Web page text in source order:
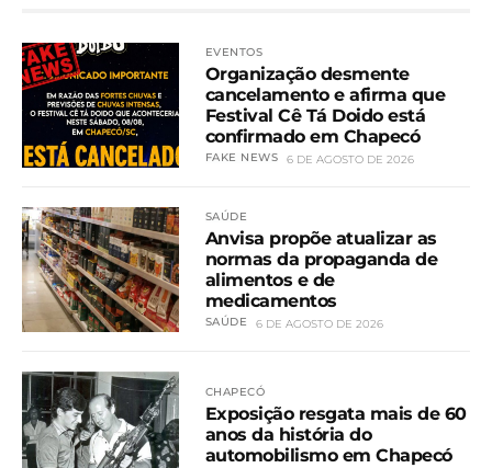
EVENTOS
Organização desmente
cancelamento e afirma que
Festival Cê Tá Doido está
confirmado em Chapecó
FAKE NEWS 6 DE AGOSTO DE 2026
SAÚDE
Anvisa propõe atualizar as
normas da propaganda de
alimentos e de
medicamentos
SAÚDE 6 DE AGOSTO DE 2026
CHAPECÓ
Exposição resgata mais de 60
anos da história do
automobilismo em Chapecó